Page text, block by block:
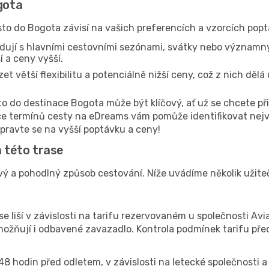
do Bogota závisí na vašich preferencích a vzorcích
s hlavními cestovními sezónami, svátky nebo
a ceny vyšší.
větší flexibilitu a potenciálně nižší ceny, což z nich
do destinace Bogota může být klíčový, ať už se chcete
termínů cesty na eDreams vám pomůže identifikovat
se na vyšší poptávku a ceny!
této trase
a pohodlný způsob cestování. Níže uvádíme několik
liší v závislosti na tarifu rezervovaném u společnosti
i odbavené zavazadlo. Kontrola podmínek tarifu
hodin před odletem, v závislosti na letecké společnosti